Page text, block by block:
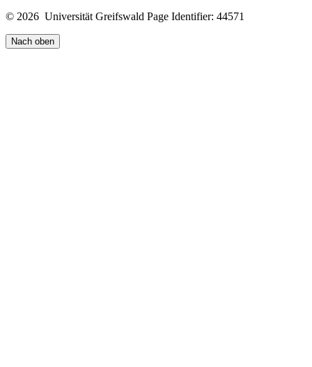
© 2026 Universität Greifswald Page Identifier: 44571
Nach oben